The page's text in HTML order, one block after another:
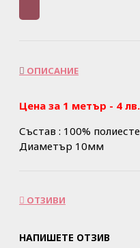
ОПИСАНИЕ
Цена за 1 метър - 4 лв.
Състав : 100%
Диаметър 10мм
ОТЗИВИ
НАПИШЕТЕ ОТЗИВ